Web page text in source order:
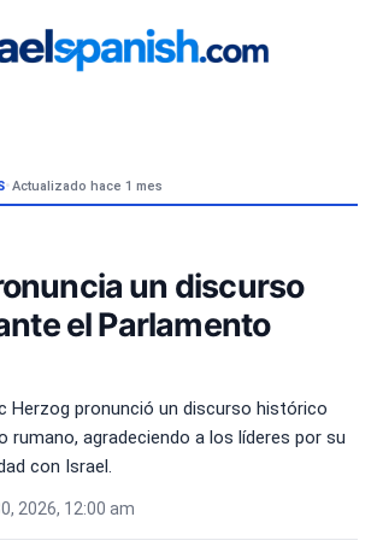
• Actualizado hace 1 mes
un discurso
el Parlamento
Herzog pronunció un discurso histórico
rumano, agradeciendo a los líderes por su
con Israel.
2026, 12:00 am